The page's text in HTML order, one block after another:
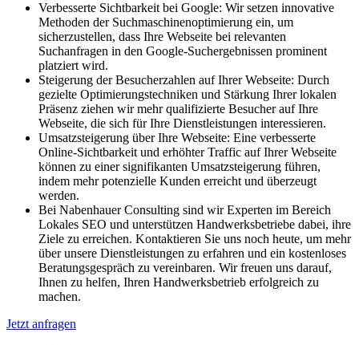
Verbesserte Sichtbarkeit bei Google: Wir setzen innovative
Methoden der Suchmaschinenoptimierung ein, um
sicherzustellen, dass Ihre Webseite bei relevanten
Suchanfragen in den Google-Suchergebnissen prominent
platziert wird.
Steigerung der Besucherzahlen auf Ihrer Webseite: Durch
gezielte Optimierungstechniken und Stärkung Ihrer lokalen
Präsenz ziehen wir mehr qualifizierte Besucher auf Ihre
Webseite, die sich für Ihre Dienstleistungen interessieren.
Umsatzsteigerung über Ihre Webseite: Eine verbesserte
Online-Sichtbarkeit und erhöhter Traffic auf Ihrer Webseite
können zu einer signifikanten Umsatzsteigerung führen,
indem mehr potenzielle Kunden erreicht und überzeugt
werden.
Bei Nabenhauer Consulting sind wir Experten im Bereich
Lokales SEO und unterstützen Handwerksbetriebe dabei, ihre
Ziele zu erreichen. Kontaktieren Sie uns noch heute, um mehr
über unsere Dienstleistungen zu erfahren und ein kostenloses
Beratungsgespräch zu vereinbaren. Wir freuen uns darauf,
Ihnen zu helfen, Ihren Handwerksbetrieb erfolgreich zu
machen.
Jetzt anfragen